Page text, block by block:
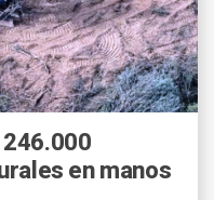
246.000
en manos